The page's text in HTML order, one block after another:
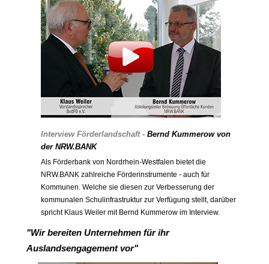
Interview Förderlandschaft -Bernd Kummerow von
der NRW.BANK
Als Förderbank von Nordrhein-Westfalen bietet die
NRW.BANK zahlreiche Förderinstrumente - auch für
Kommunen. Welche sie diesen zur Verbesserung der
kommunalen Schulinfrastruktur zur Verfügung stellt, darüber
spricht Klaus Weiler mit Bernd Kummerow im Interview.
"Wir bereiten Unternehmen für ihr
Auslandsengagement vor"